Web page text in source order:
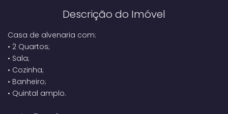
Descrição do Imóvel
Casa de alvenaria com:
• 2 Quartos;
• Sala;
• Cozinha;
• Banheiro;
• Quintal amplo.